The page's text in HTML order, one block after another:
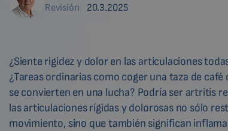
Revisión
20.3.2025
¿Siente rigidez y dolor en las articulaciones
¿Tareas ordinarias como coger una taza de café
se convierten en una lucha? Podría ser artritis
las articulaciones rígidas y dolorosas no sólo
movimiento, sino que también significan